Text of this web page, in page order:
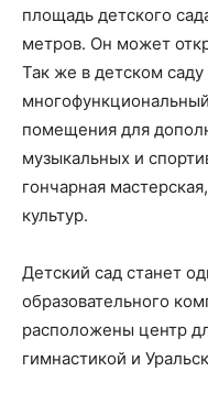
площадь детского
метров. Он может
Так же в детском
помещения для
музыкальных и
гончарная
культур.
Детский сад станет
образовательного
расположены центр
гимнастикой и